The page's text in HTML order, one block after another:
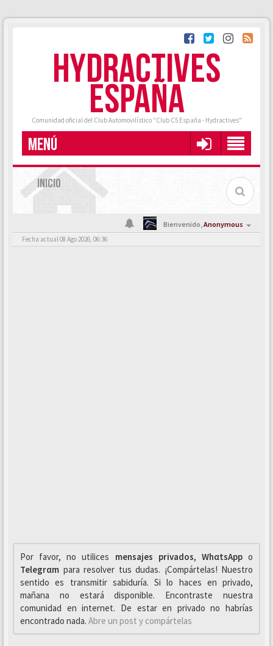
HYDRACTIVES
ESPAÑA
Comunidad oficial del Club Automovilístico "Club C5 España - Hydractives"
MENÚ
INICIO
Bienvenido,Anonymous
Fecha actual 08 Ago 2026, 06:36
Por favor, no utilices mensajes privados, WhαtsAppo
Telegrαm para resolver tus dudas. ¡Compártelas! Nuestro
sentido es transmitir sabiduría. Si lo haces en privado,
mañana no estará disponible. Encontraste nuestra
comunidad en internet. De estar en privado no habrías
encontrado nada. Abre un post y compártelas